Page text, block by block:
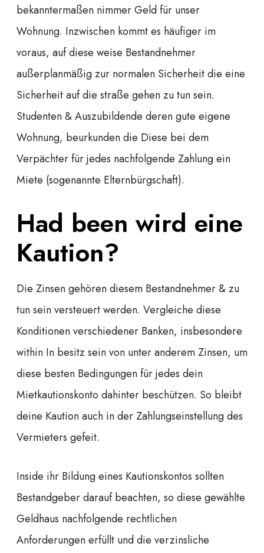
bekanntermaßen nimmer Geld für unser
Wohnung. Inzwischen kommt es häufiger im
voraus, auf diese weise Bestandnehmer
außerplanmäßig zur normalen Sicherheit die eine
Sicherheit auf die straße gehen zu tun sein.
Studenten & Auszubildende deren gute eigene
Wohnung, beurkunden die Diese bei dem
Verpächter für jedes nachfolgende Zahlung ein
Miete (sogenannte Elternbürgschaft).
Had been wird eine
Kaution?
Die Zinsen gehören diesem Bestandnehmer & zu
tun sein versteuert werden. Vergleiche diese
Konditionen verschiedener Banken, insbesondere
within In besitz sein von unter anderem Zinsen, um
diese besten Bedingungen für jedes dein
Mietkautionskonto dahinter beschützen. So bleibt
deine Kaution auch in der Zahlungseinstellung des
Vermieters gefeit.
Inside ihr Bildung eines Kautionskontos sollten
Bestandgeber darauf beachten, so diese gewählte
Geldhaus nachfolgende rechtlichen
Anforderungen erfüllt und die verzinsliche